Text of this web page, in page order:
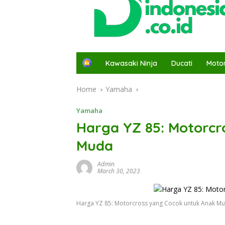
H
e
Kawasaki Ninja Ducati
Home Yamaha
Yamaha
Harga YZ 85:
Muda
Admin
March 30, 2023
Harga YZ 85: Motorcross yang Cocok untuk Anak